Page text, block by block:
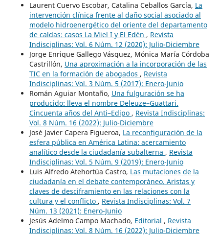
Laurent Cuervo Escobar, Catalina Ceballos García, La
intervención clínica frente al daño social asociado al
modelo hidroenergético del oriente del departamento
de caldas: casos La Miel I y El Edén , Revista
Indisciplinas: Vol. 6 Núm. 12 (2020): Julio-Diciembre
Jorge Enrique Gallego Vásquez, Mónica María Córdoba
Castrillón, Una aproximación a la incorporación de las
TIC en la formación de abogados , Revista
Indisciplinas: Vol. 3 Núm. 5 (2017): Enero-Junio
Román Aguiar Montaño, Una fulguración se ha
producido: lleva el nombre Deleuze–Guattari.
Cincuenta años del Anti–Edipo , Revista Indisciplinas:
Vol. 8 Núm. 16 (2022): Julio-Diciembre
José Javier Capera Figueroa, La reconfiguración de la
esfera pública en América Latina: acercamiento
analítico desde la ciudadanía subalterna , Revista
Indisciplinas: Vol. 5 Núm. 9 (2019): Enero-Junio
Luis Alfredo Atehortúa Castro, Las mutaciones de la
ciudadanía en el debate contemporáneo. Aristas y
claves de desciframiento en las relaciones con la
cultura y el conflicto , Revista Indisciplinas: Vol. 7
Núm. 13 (2021): Enero-Junio
Jesús Adelmo Campo Machado, Editorial , Revista
Indisciplinas: Vol. 8 Núm. 16 (2022): Julio-Diciembre